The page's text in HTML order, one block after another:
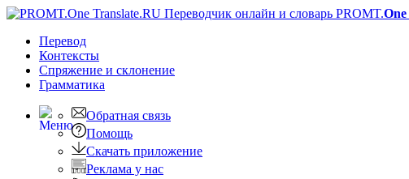
PROMT.One
Перевод
Контексты
Спряжение и склонение
Грамматика
Обратная связь
Помощь
Скачать приложение
Реклама у нас